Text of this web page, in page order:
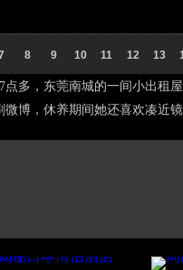
8 9 10 11 12 13
点多，东莞南城的一间小出租
微博，休养期间她还喜欢凑